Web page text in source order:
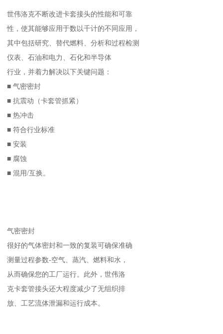
世伟洛克不断改进卡套接头的性能和可靠
性，使其能够应用于数以千计的不同应用，
其中包括研究、替代燃料、分析和过程检测
仪表、石油和电力、石化和半导体
行业，并着力解决以下关键问题：
■ 气密密封
■ 抗震动（卡套管抓紧）
■ 热冲击
■ 符合行业标准
■ 安装
■ 腐蚀
■ 混用/互换。
气密密封
很好的气体密封和一致的复装可确保准确
测量过程参数-空气、蒸汽、燃料和水，
从而确保您的工厂运行。此外，世伟洛
克卡套管接头还大程度减少了无组织排
放、工艺流体泄漏和运行成本。